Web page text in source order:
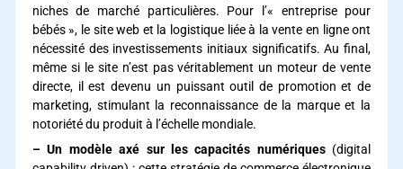
niches de marché particulières. Pour l’« entreprise pour
bébés », le site web et la logistique liée à la vente en ligne ont
nécessité des investissements initiaux significatifs. Au final,
même si le site n’est pas véritablement un moteur de vente
directe, il est devenu un puissant outil de promotion et de
marketing, stimulant la reconnaissance de la marque et la
notoriété du produit à l’échelle mondiale.
– Un modèle axé sur les capacités numériques(digital